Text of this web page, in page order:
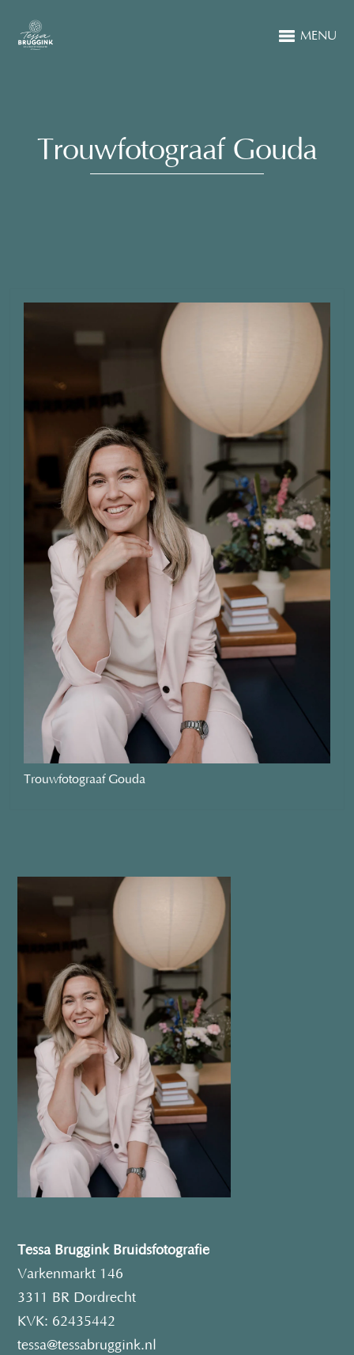
MENU
Trouwfotograaf Gouda
Trouwfotograaf Gouda
Tessa Bruggink Bruidsfotografie
Varkenmarkt 146
3311 BR Dordrecht
KVK: 62435442
tessa@tessabruggink.nl